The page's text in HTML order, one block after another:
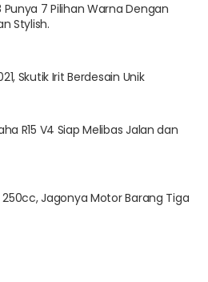
Punya 7 Pilihan Warna Dengan
Stylish.
Skutik Irit Berdesain Unik
R15 V4 Siap Melibas Jalan dan
250cc, Jagonya Motor Barang Tiga